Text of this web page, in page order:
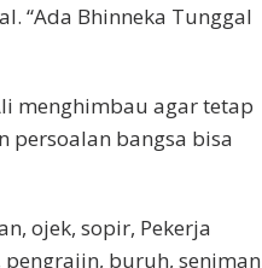
“Ada Bhinneka Tunggal
menghimbau agar tetap
persoalan bangsa bisa
ojek, sopir, Pekerja
pengrajin, buruh, seniman